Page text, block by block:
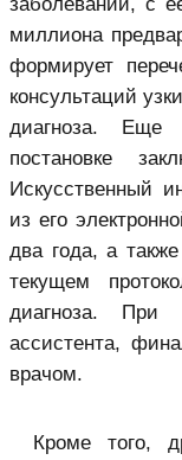
миллиона
формирует
консультаций
диагноза. Еще
постановке
Искусственный
из его
два года, а
текущем
диагноза. При
ассистента,
врачом.
Кроме того,